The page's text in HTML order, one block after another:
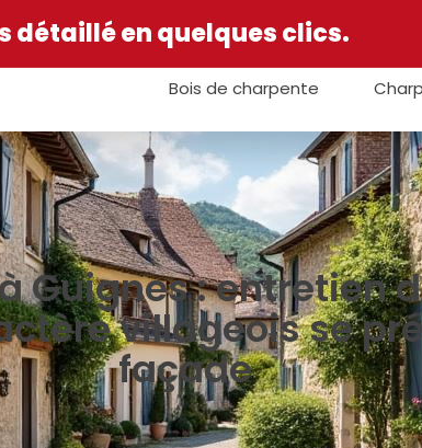
détaillé en quelques clics.
Bois de charpente
Guignes : entretien
villageois se
façade